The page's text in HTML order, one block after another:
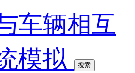
车辆相互
模拟
搜索